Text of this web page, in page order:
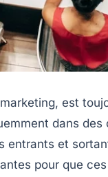
est
dans des
entrants et
pour que